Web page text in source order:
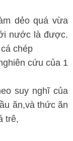
dẻo quá vừa
nước là được.
chép
cứu của 1
suy nghĩ của
ăn,và thức ăn
trê,